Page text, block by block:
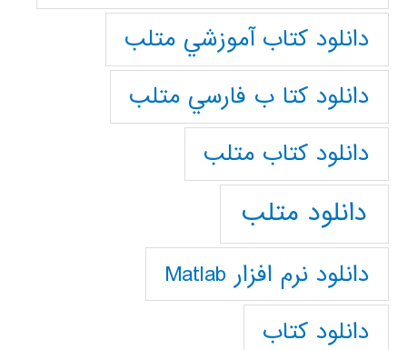
دانلود كتاب آموزشي متلب
دانلود كتا ب فارسي متلب
دانلود كتاب متلب
دانلود متلب
دانلود نرم افزار Matlab
دانلود کتاب